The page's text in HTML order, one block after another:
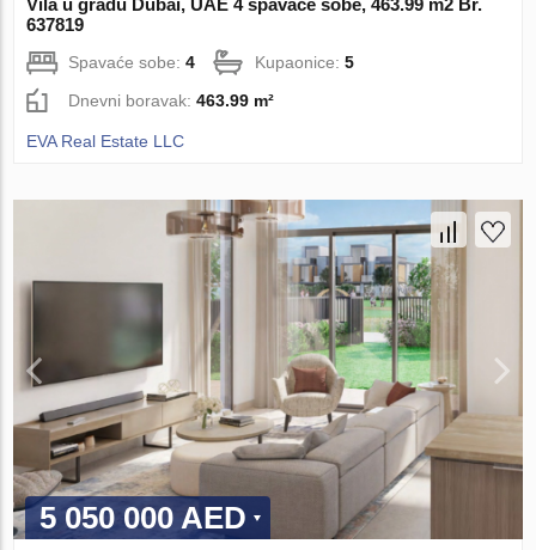
Vila u gradu Dubai, UAE 4 spavaće sobe, 463.99 m2 Br.
637819
Spavaće sobe:4 Kupaonice:5
Dnevni boravak:463.99 m²
EVA Real Estate LLC
5 050 000 AED